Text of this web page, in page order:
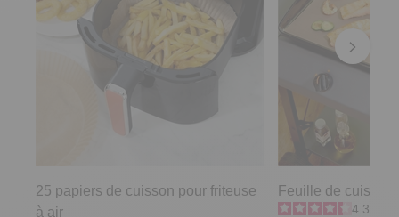
25 papiers de cuisson pour friteuse
à air
Feuille de cuisson
4.3/